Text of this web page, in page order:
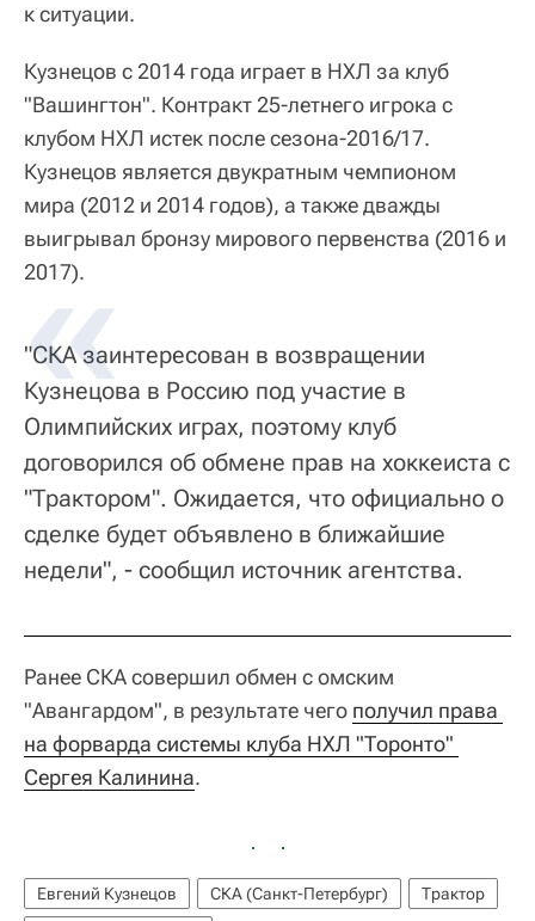
к ситуации.
Кузнецов с 2014 года играет в НХЛ за клуб
"Вашингтон". Контракт 25-летнего игрока с
клубом НХЛ истек после сезона-2016/17.
Кузнецов является двукратным чемпионом
мира (2012 и 2014 годов), а также дважды
выигрывал бронзу мирового первенства (2016 и
2017).
"СКА заинтересован в возвращении
Кузнецова в Россию под участие в
Олимпийских играх, поэтому клуб
договорился об обмене прав на хоккеиста с
"Трактором". Ожидается, что официально о
сделке будет объявлено в ближайшие
недели", - сообщил источник агентства.
Ранее СКА совершил обмен с омским
"Авангардом", в результате чего получил права
на форварда системы клуба НХЛ "Торонто"
Сергея Калинина.
Евгений Кузнецов СКА (Санкт-Петербург)
Трактор